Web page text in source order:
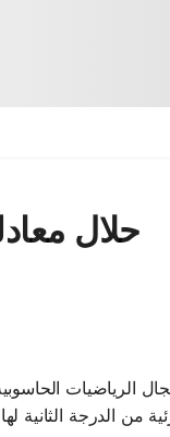
الرياضيات
من الدرجة الثانية